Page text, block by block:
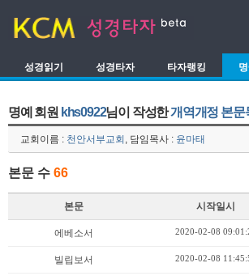
성경읽기 성경타자 타자랭킹
명예 회원 khs0922님이 작성한개역개정 본문
교회이름 : 천안서부교회 , 담임목사 : 윤마태
본문 수 66
본문 시작일시
에베소서 2020-02-08
빌립보서 2020-02-08